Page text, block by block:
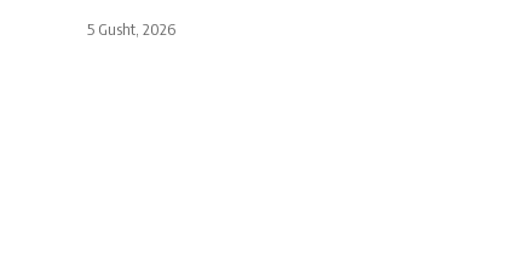
5 Gusht, 2026